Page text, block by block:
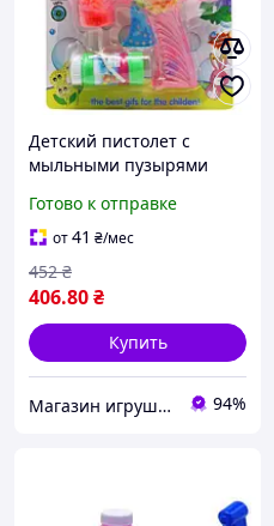
Детский пистолет с
мыльными пузырями
Готово к отправке
от41 ₴/мес
406.80₴
452 ₴
Купить
Магазин игрушек "Toy and Joy" – мир детских мечтаний, вдохновения и развития! 94%